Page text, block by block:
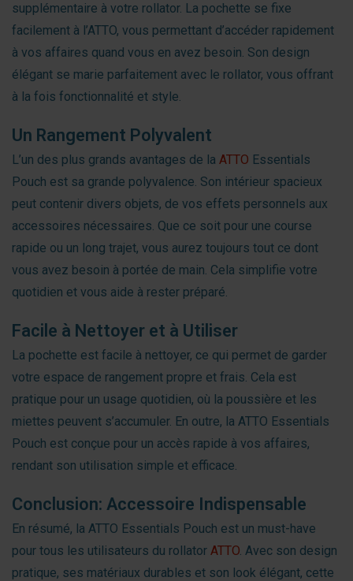
supplémentaire à votre rollator. La pochette se fixe
facilement à l’ATTO, vous permettant d’accéder rapidement
à vos affaires quand vous en avez besoin. Son design
élégant se marie parfaitement avec le rollator, vous offrant
à la fois fonctionnalité et style.
Un Rangement Polyvalent
L’un des plus grands avantages de la ATTO Essentials
Pouch est sa grande polyvalence. Son intérieur spacieux
peut contenir divers objets, de vos effets personnels aux
accessoires nécessaires. Que ce soit pour une course
rapide ou un long trajet, vous aurez toujours tout ce dont
vous avez besoin à portée de main. Cela simplifie votre
quotidien et vous aide à rester préparé.
Facile à Nettoyer et à Utiliser
La pochette est facile à nettoyer, ce qui permet de garder
votre espace de rangement propre et frais. Cela est
pratique pour un usage quotidien, où la poussière et les
miettes peuvent s’accumuler. En outre, la ATTO Essentials
Pouch est conçue pour un accès rapide à vos affaires,
rendant son utilisation simple et efficace.
Conclusion: Accessoire Indispensable
En résumé, la ATTO Essentials Pouch est un must-have
pour tous les utilisateurs du rollator ATTO. Avec son design
pratique, ses matériaux durables et son look élégant, cette